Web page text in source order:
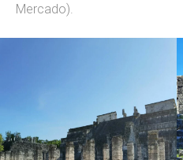
Mercado).